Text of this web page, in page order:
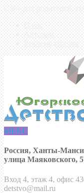
MENU
Россия, Ханты-
улица Маяковского,
Вход 4, этаж 4, офис
detstvo@mail.ru